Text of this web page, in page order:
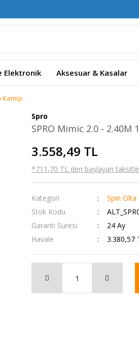
Elektronik Aksesuar & Kasalar
Spro
SPRO Mimic 2.0 - 2.40M
3.558,49 TL
*711,70 TL den başlayan
Kategori
Spin Olta
Stok Kodu
Garanti Süresi
24 Ay
Havale
3.380,57